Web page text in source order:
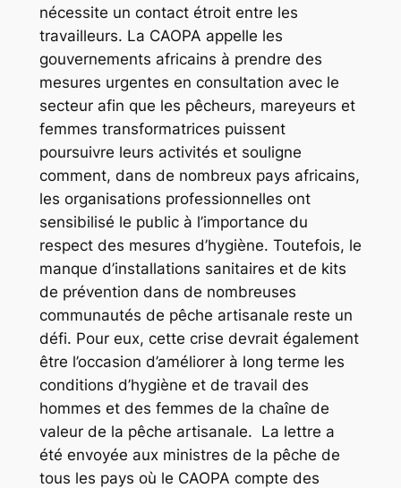
nécessite un contact étroit entre les
travailleurs. La CAOPA appelle les
gouvernements africains à prendre des
mesures urgentes en consultation avec le
secteur afin que les pêcheurs, mareyeurs et
femmes transformatrices puissent
poursuivre leurs activités et souligne
comment, dans de nombreux pays africains,
les organisations professionnelles ont
sensibilisé le public à l’importance du
respect des mesures d’hygiène. Toutefois, le
manque d’installations sanitaires et de kits
de prévention dans de nombreuses
communautés de pêche artisanale reste un
défi. Pour eux, cette crise devrait également
être l’occasion d’améliorer à long terme les
conditions d’hygiène et de travail des
hommes et des femmes de la chaîne de
valeur de la pêche artisanale. La lettre a
été envoyée aux ministres de la pêche de
tous les pays où le CAOPA compte des